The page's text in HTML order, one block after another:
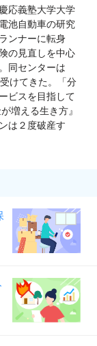
応義塾大学大学
池自動車の研究
ンナーに転身
の見直しを中心
同センターは
けてきた。「分
ビスを目指して
増える生き方』
は２度破産す